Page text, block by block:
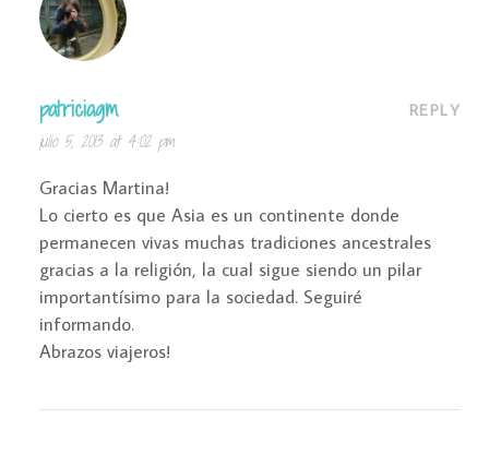
patriciagm
julio 5, 2013 at 4:02 pm
REPLY
Gracias Martina!
Lo cierto es que Asia es un continente donde
permanecen vivas muchas tradiciones ancestrales
gracias a la religión, la cual sigue siendo un pilar
importantísimo para la sociedad. Seguiré
informando.
Abrazos viajeros!